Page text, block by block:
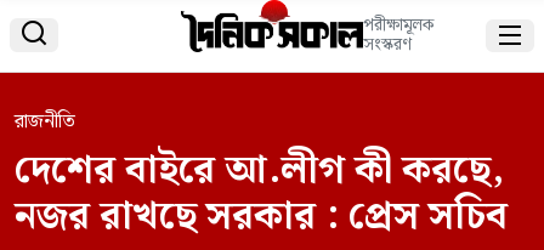
 পরীক্ষামূলক
সংস্করণ 
রাজনীতি
দেশের বাইরে আ.লীগ কী করছে,
নজর রাখছে সরকার : প্রেস সচিব